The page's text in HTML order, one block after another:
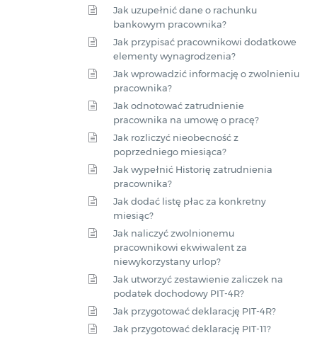
Jak uzupełnić dane o rachunku
bankowym pracownika?
Jak przypisać pracownikowi dodatkowe
elementy wynagrodzenia?
Jak wprowadzić informację o zwolnieniu
pracownika?
Jak odnotować zatrudnienie
pracownika na umowę o pracę?
Jak rozliczyć nieobecność z
poprzedniego miesiąca?
Jak wypełnić Historię zatrudnienia
pracownika?
Jak dodać listę płac za konkretny
miesiąc?
Jak naliczyć zwolnionemu
pracownikowi ekwiwalent za
niewykorzystany urlop?
Jak utworzyć zestawienie zaliczek na
podatek dochodowy PIT-4R?
Jak przygotować deklarację PIT-4R?
Jak przygotować deklarację PIT-11?